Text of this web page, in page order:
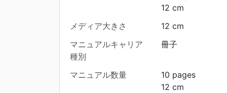
12 cm
メディア大きさ
12 cm
マニュアルキャリア
種別
冊子
マニュアル数量
10 pages
12 cm